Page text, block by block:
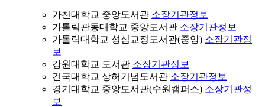
가천대학교 중앙도서관 소장기관정보
가톨릭관동대학교 중앙도서관 소장기관정보
가톨릭대학교 성심교정도서관(중앙) 소장기관정
보
강원대학교 도서관 소장기관정보
건국대학교 상허기념도서관 소장기관정보
경기대학교 중앙도서관(수원캠퍼스) 소장기관정
보